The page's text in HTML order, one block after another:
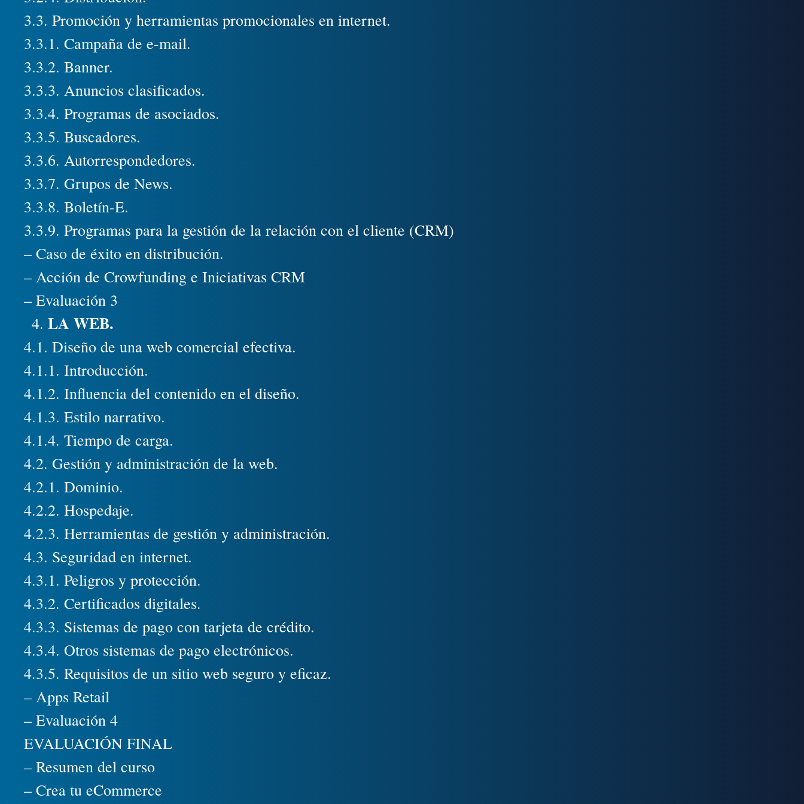
3.3. Promoción y herramientas promocionales en internet.
3.3.1. Campaña de e-mail.
3.3.2. Banner.
3.3.3. Anuncios clasificados.
3.3.4. Programas de asociados.
3.3.5. Buscadores.
3.3.6. Autorrespondedores.
3.3.7. Grupos de News.
3.3.8. Boletín-E.
3.3.9. Programas para la gestión de la relación con el cliente (CRM)
– Caso de éxito en distribución.
– Acción de Crowfunding e Iniciativas CRM
– Evaluación 3
LA WEB.
4.1. Diseño de una web comercial efectiva.
4.1.1. Introducción.
4.1.2. Influencia del contenido en el diseño.
4.1.3. Estilo narrativo.
4.1.4. Tiempo de carga.
4.2. Gestión y administración de la web.
4.2.1. Dominio.
4.2.2. Hospedaje.
4.2.3. Herramientas de gestión y administración.
4.3. Seguridad en internet.
4.3.1. Peligros y protección.
4.3.2. Certificados digitales.
4.3.3. Sistemas de pago con tarjeta de crédito.
4.3.4. Otros sistemas de pago electrónicos.
4.3.5. Requisitos de un sitio web seguro y eficaz.
– Apps Retail
– Evaluación 4
EVALUACIÓN FINAL
– Resumen del curso
– Crea tu eCommerce